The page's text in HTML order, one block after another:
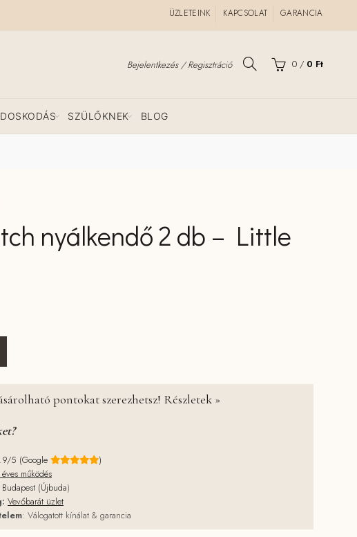
ÜZLETEINK KAPCSOLAT GARANCIA
Bejelentkezés / Regisztráció 0 / 0 Ft
SZÜLŐKNEK BLOG
nyálkendő 2 db – Little
pontokat szerezhetsz! Részletek »
5 (Google
)
éves működés
Budapest (Újbuda)
Vevőbarát üzlet
: Válogatott kínálat & garancia